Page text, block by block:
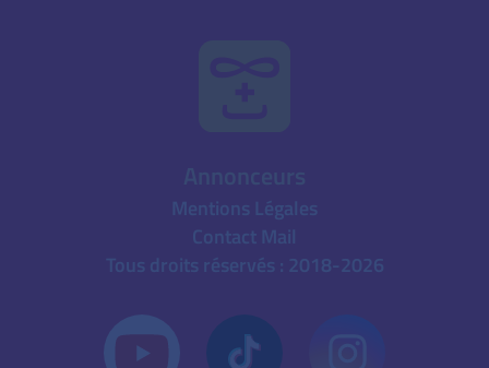
Mentions Légales
Contact Mail
Tous droits réservés : 2018-2026